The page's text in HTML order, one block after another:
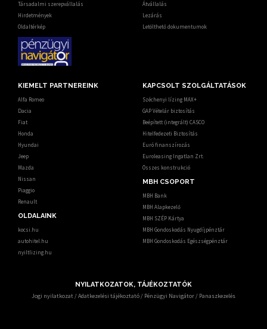
Társadalmi szerepvállalás
Hirdetmények
Oldaltérkép
Átvállalás
Lezárás
Letölthető dokumentumok
KIEMELT PARTNEREINK
Alfa Romeo
Dacia
Fiat
Honda
Hyundai
Jeep
Mazda
Nissan
Piaggio
Renault
OLDALAINK
kocsi.hu
autohitel.hu
nyiltlizing.hu
KAPCSOLT SZOLGÁLTATÁSOK
Széchenyi lízing MAX+
GAP Vételár biztosítás
Beépített (integrált) CASCO
Hitelfedezeti Biztosítás
Euró finanszírozás
Euroleasing Ingatlan Zrt.
Összes konstrukció
MBH CSOPORT
MBH Bank
MBH Alapkezelő
MBH SZÉP Kártya
MBH Gondoskodás Nyugdíjpénztár
MBH Gondoskodás Egészségpénztár
NYILATKOZATOK, TÁJÉKOZTATÓK
Jogi nyilatkozat/Adatkezelési tájékoztató/ Pénzügyi Navigátor/ Panaszkezelés